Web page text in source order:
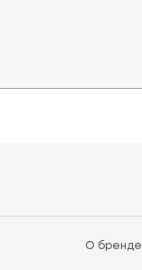
О бренде